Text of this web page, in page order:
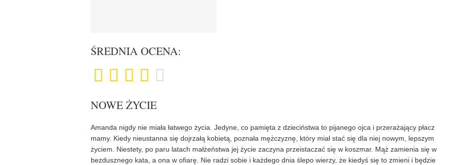
ŚREDNIA OCENA:
NOWE ŻYCIE
Amanda nigdy nie miała łatwego życia. Jedyne, co pamięta z dzieciństwa to pijanego ojca i przerażający płacz
mamy. Kiedy nieustanna się dojrzałą kobietą, poznała mężczyznę, który miał stać się dla niej nowym, lepszym
życiem. Niestety, po paru latach małżeństwa jej życie zaczyna przeistaczać się w koszmar. Mąż zamienia się w
bezdusznego kata, a ona w ofiarę. Nie radzi sobie i każdego dnia ślepo wierzy, że kiedyś się to zmieni i będzie